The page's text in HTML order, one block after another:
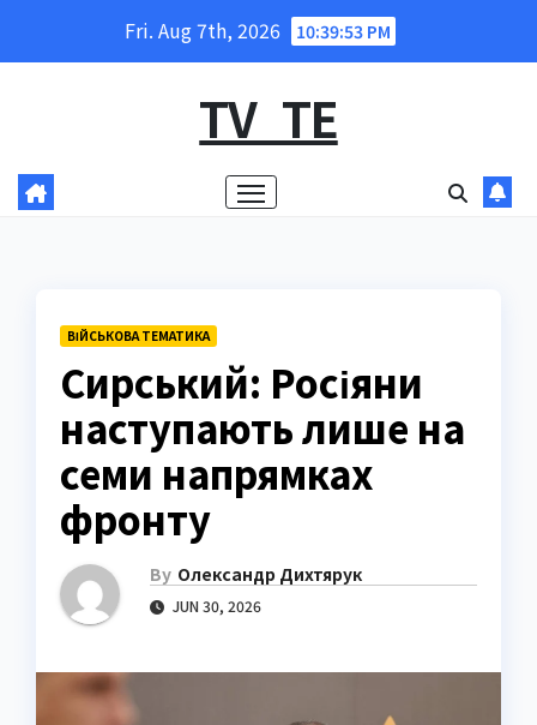
Fri. Aug 7th, 2026 10:39:54 PM
TV_TE
ВІЙСЬКОВА ТЕМАТИКА
Сирський: Росіяни
наступають лише на
семи напрямках
фронту
By Олександр Дихтярук
JUN 30, 2026